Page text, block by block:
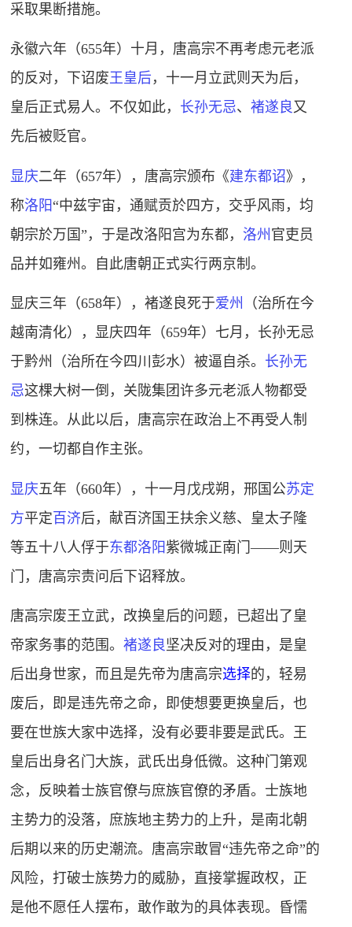
采取果断措施。
永徽六年（655年）十月，唐高宗不再考虑元老派
的反对，下诏废王皇后 ，十一月立武则天为后，
皇后正式易人。不仅如此， 长孙无忌、褚遂良 又
先后被贬官。
显庆二年（657年），唐高宗颁布《建东都诏》，
称洛阳 “中兹宇宙，通赋贡於四方，交乎风雨，均
朝宗於万国”，于是改洛阳宫为东都， 洛州 官吏员
品并如雍州。自此唐朝正式实行两京制。
显庆三年（658年），褚遂良死于爱州
（治所在今
越南清化），显庆四年（659年）七月，长孙无忌
于黔州（治所在今四川彭水）被逼自杀。 长孙无
忌这棵大树一倒，关陇集团许多元老派人物都受
到株连。 从此以后，唐高宗在政治上不再受人制
约，一切都自作主张。
显庆五年（660年），十一月戊戌朔，邢国公苏定
方平定百济后，献百济国王扶余义慈、皇太子隆
等五十八人俘于东都洛阳紫微城正南门——则天
门，唐高宗责问后下诏释放。
唐高宗废王立武，改换皇后的问题，已超出了皇
帝家务事的范围。褚遂良 坚决反对的理由，是皇
后出身世家，而且是先帝为唐高宗选择的，轻易
废后，即是违先帝之命，即使想要更换皇后，也
要在世族大家中选择，没有必要非要是武氏。王
皇后出身名门大族，武氏出身低微。这种门第观
念，反映着士族官僚与庶族官僚的矛盾。士族地
主势力的没落，庶族地主势力的上升，是南北朝
后期以来的历史潮流。唐高宗敢冒“违先帝之命”的
风险，打破士族势力的威胁，直接掌握政权，正
是他不愿任人摆布，敢作敢为的具体表现。昏懦